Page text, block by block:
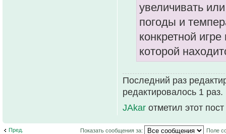
увеличивать
погоды и
конкретной
которой
Последний раз
редактировалось 1 раз.
JAkar отметил этот
Пред. Показать сообщения за: Поле